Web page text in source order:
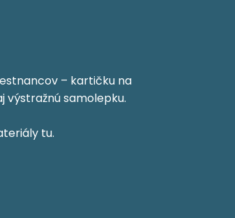
– kartičku na
výstražnú samolepku.
tu.